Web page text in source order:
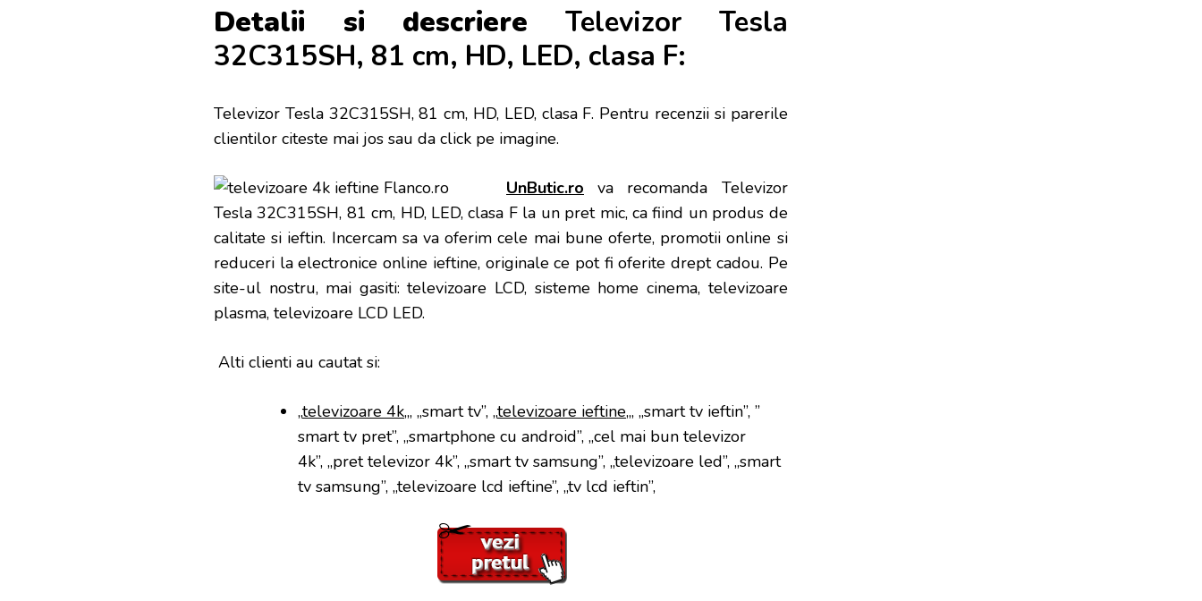
Detalii si descriere Televizor Tesla
32C315SH, 81 cm, HD, LED, clasa F:
Televizor Tesla 32C315SH, 81 cm, HD, LED, clasa F. Pentru recenzii si parerile
clientilor citeste mai jos sau da click pe imagine.
UnButic.ro va recomanda Televizor
Tesla 32C315SH, 81 cm, HD, LED, clasa F la un pret mic, ca fiind un produs de
calitate si ieftin. Incercam sa va oferim cele mai bune oferte, promotii online si
reduceri la electronice online ieftine, originale ce pot fi oferite drept cadou. Pe
site-ul nostru, mai gasiti: televizoare LCD, sisteme home cinema, televizoare
plasma, televizoare LCD LED.
Alti clienti au cautat si:
„televizoare 4k„, „smart tv”, „televizoare ieftine„, „smart tv ieftin”, ”
smart tv pret”, „smartphone cu android”, „cel mai bun televizor
4k”, „pret televizor 4k”, „smart tv samsung”, „televizoare led”, „smart
tv samsung”, „televizoare lcd ieftine”, „tv lcd ieftin”,